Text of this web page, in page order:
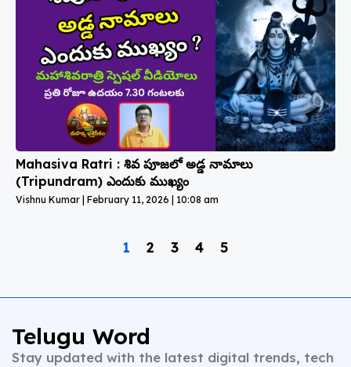
Mahasiva Ratri : శివ పూజలో అడ్డ నామాలు
(Tripundram) ఎందుకు ముఖ్యం
Vishnu Kumar February 11, 2026 10:08 am
1 2 3 4 5
Telugu Word
Stay updated with the latest digital trends, tech